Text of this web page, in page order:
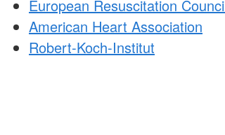
European Resuscitation
American Heart Association
Robert-Koch-Institut